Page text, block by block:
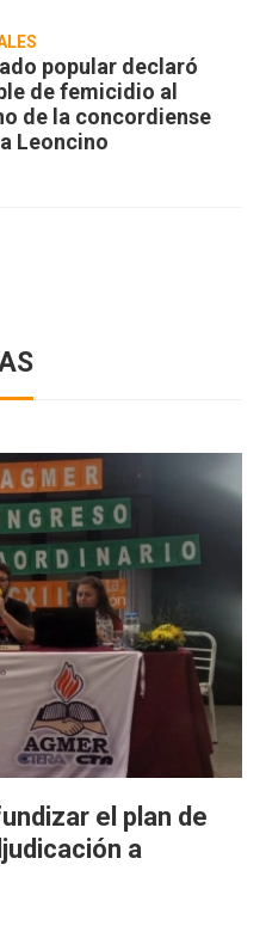
popular declaró
de femicidio al
de la concordiense
Leoncino
el plan de
a